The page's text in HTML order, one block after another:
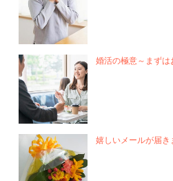
婚活の極意～まずは
嬉しいメールが届き